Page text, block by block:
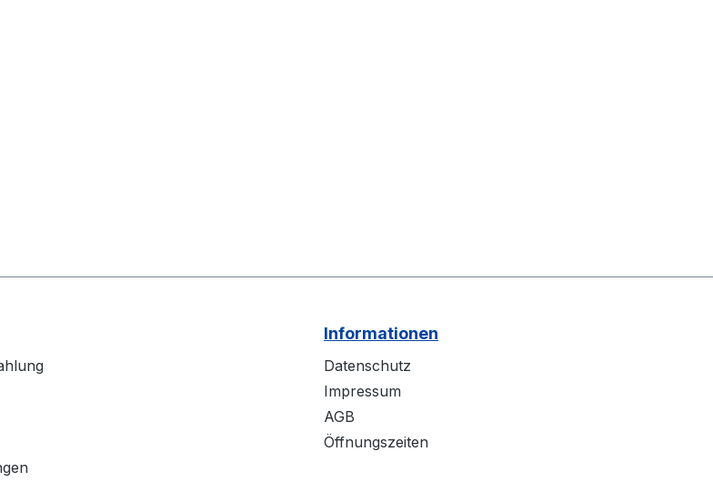
Informationen
Datenschutz
Impressum
AGB
Öffnungszeiten